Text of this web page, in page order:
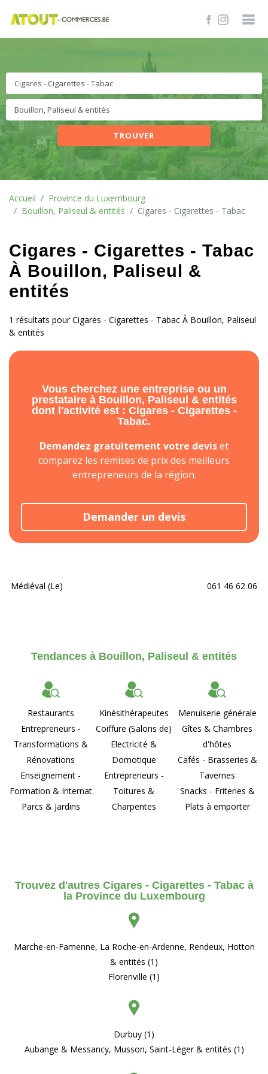
TROUVER
Accueil
Province du Luxembourg
Bouillon, Paliseul & entités
Cigares - Cigarettes - Tabac
Cigares - Cigarettes - Tabac
À Bouillon, Paliseul &
entités
1 résultats pour Cigares - Cigarettes - Tabac À Bouillon, Paliseul
& entités
Vous cherchez une entreprise ou un
prestataire à Bouillon, Paliseul & entités
dont l'activité est : Cigares - Cigarettes -
Tabac.
Demandez gratuitement votre deviset
comparez les remises de prix des meilleurs
entrepreneurs de la région.
Demander un devis
Médiéval (Le) 061 46 62 06
Tendances à Bouillon, Paliseul & entités
Restaurants
Entrepreneurs -
Transformations &
Rénovations
Enseignement -
Formation & Internat
Parcs & Jardins
Kinésithérapeutes
Coiffure (Salons de)
Electricité &
Domotique
Entrepreneurs -
Toitures &
Charpentes
Menuiserie générale
Gîtes & Chambres
d'hôtes
Cafés - Brasseries &
Tavernes
Snacks - Friteries &
Plats à emporter
Trouvez d'autres Cigares - Cigarettes - Tabac à
la Province du Luxembourg
Marche-en-Famenne, La Roche-en-Ardenne, Rendeux, Hotton
& entités (1)
Florenville (1)
Durbuy (1)
Aubange & Messancy, Musson, Saint-Léger & entités (1)